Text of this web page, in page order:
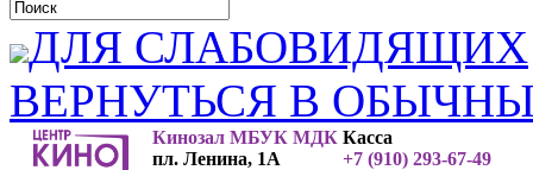
ДЛЯ СЛАБОВИДЯЩИХ
ВЕРНУТЬСЯ В
Кинозал МБУК МДК
пл. Ленина, 1А
Касса
+7 (910) 293-67-49